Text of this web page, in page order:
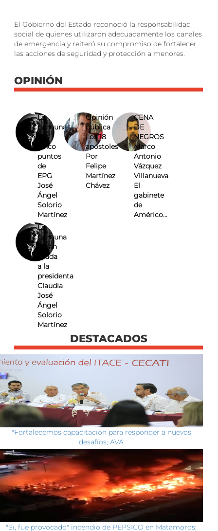
El Gobierno del Estado reconoció la responsabilidad
social de quienes utilizaron adecuadamente los canales
de emergencia y reiteró su compromiso de fortalecer
las acciones de seguridad y protección a menores.
OPINIÓN
La
Comuna
Los
cinco
puntos
de
EPG
José
Ángel
Solorio
Martínez
Opinión
pública
Los 18
apóstoles
Por
Felipe
Martínez
Chávez
CENA
DE
NEGROS
Marco
Antonio
Vázquez
Villanueva
El
gabinete
de
Américo…
La
Comuna
Pidan
ayuda
a la
presidenta
Claudia
José
Ángel
Solorio
Martínez
DESTACADOS
"Fortalecemos capacitación para responder a nuevos
desafíos; AVA
"Si, fue provocado" incendio de PEPSICO en Matamoros;